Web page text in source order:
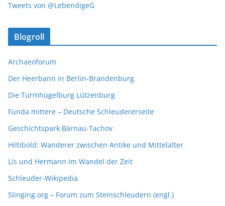
Tweets von @LebendigeG
Blogroll
Archaeoforum
Der Heerbann in Berlin-Brandenburg
Die Turmhügelburg Lützenburg
Funda mittere – Deutsche Schleudererseite
Geschichtspark Bärnau-Tachov
Hiltibold: Wanderer zwischen Antike und Mittelalter
Lis und Hermann Im Wandel der Zeit
Schleuder-Wikipedia
Slinging.org – Forum zum Steinschleudern (engl.)